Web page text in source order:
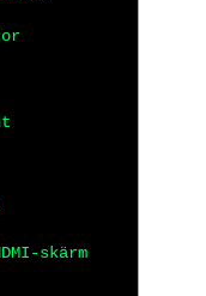
skärm